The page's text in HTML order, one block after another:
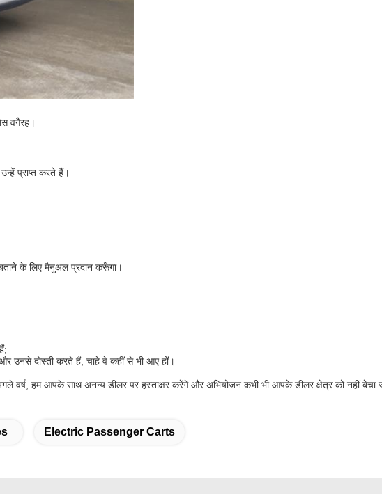
वगैरह।
प्राप्त करते हैं।
के लिए मैनुअल प्रदान करूँगा।
उनसे दोस्ती करते हैं, चाहे वे कहीं से भी आए हों।
वर्ष, हम आपके साथ अनन्य डीलर पर हस्ताक्षर करेंगे और अभियोजन कभी भी आपके डीलर क्षेत्र को नहीं
Electric Passenger Carts